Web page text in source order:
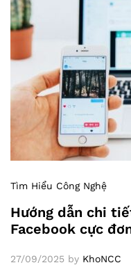
Tìm Hiểu Công Nghệ
Hướng dẫn chi
Facebook cực
27/09/2025 by KhoNCC